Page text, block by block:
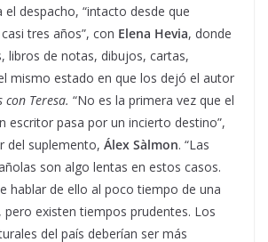
el despacho, “intacto desde que
tres años”, con Elena Hevia, donde
libros de notas, dibujos, cartas,
mismo estado en que los dejó el autor
Teresa. “No es la primera vez que el
escritor pasa por un incierto destino”,
del suplemento, Álex Sàlmon. “Las
son algo lentas en estos casos.
hablar de ello al poco tiempo de una
pero existen tiempos prudentes. Los
del país deberían ser más